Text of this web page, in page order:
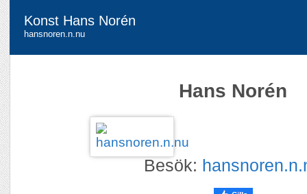
Konst Hans Norén
hansnoren.n.nu
Hans Norén
Besök: